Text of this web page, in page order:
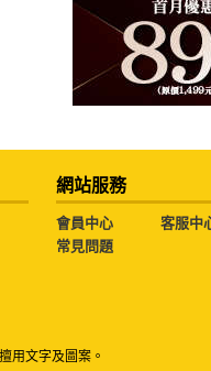
網站服務
會員中心
客服中
常見問題
用文字及圖案。